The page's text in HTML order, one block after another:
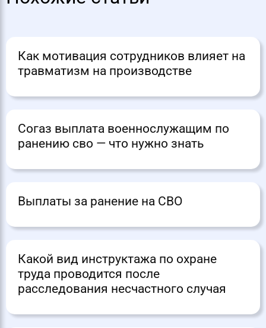
Как мотивация сотрудников влияет на
травматизм на производстве
Согаз выплата военнослужащим по
ранению сво — что нужно знать
Выплаты за ранение на СВО
Какой вид инструктажа по охране
труда проводится после
расследования несчастного случая